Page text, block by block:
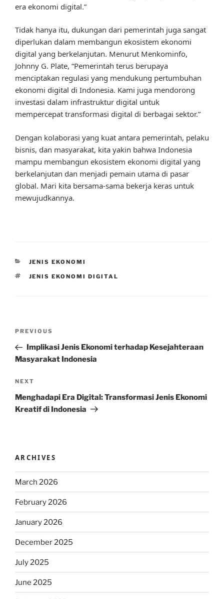
era ekonomi digital.”
Tidak hanya itu, dukungan dari pemerintah juga sangat
diperlukan dalam membangun ekosistem ekonomi
digital yang berkelanjutan. Menurut Menkominfo,
Johnny G. Plate, “Pemerintah terus berupaya
menciptakan regulasi yang mendukung pertumbuhan
ekonomi digital di Indonesia. Kami juga mendorong
investasi dalam infrastruktur digital untuk
mempercepat transformasi digital di berbagai sektor.”
Dengan kolaborasi yang kuat antara pemerintah, pelaku
bisnis, dan masyarakat, kita yakin bahwa Indonesia
mampu membangun ekosistem ekonomi digital yang
berkelanjutan dan menjadi pemain utama di pasar
global. Mari kita bersama-sama bekerja keras untuk
mewujudkannya.
CATEGORIES
JENIS EKONOMI
TAGS
JENIS EKONOMI DIGITAL
Previous
Post
PREVIOUS
Implikasi Jenis Ekonomi terhadap Kesejahteraan
Masyarakat Indonesia
Next
Post
NEXT
Menghadapi Era Digital: Transformasi Jenis Ekonomi
Kreatif di Indonesia
ARCHIVES
March 2026
February 2026
January 2026
December 2025
July 2025
June 2025